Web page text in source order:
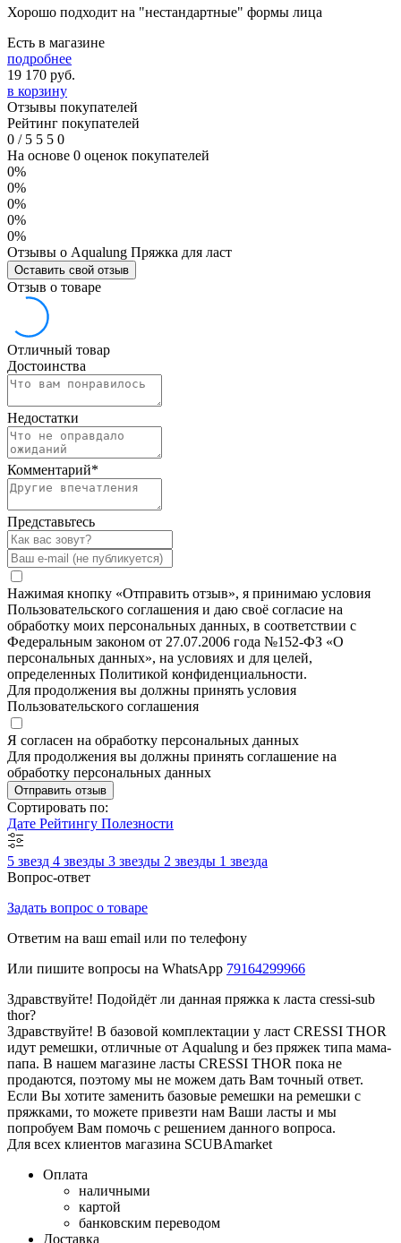
Хорошо подходит на "нестандартные" формы лица
Есть в магазине
подробнее
19 170 руб.
в корзину
Отзывы покупателей
Рейтинг покупателей
0 /5 5 5 0
На основе 0 оценок покупателей
0%
0%
0%
0%
0%
Отзывы о Aqualung Пряжка для ласт
Оставить свой отзыв
Отзыв о товаре
Отличный товар
Достоинства
Недостатки
Комментарий*
Представьтесь
Нажимая кнопку «Отправить отзыв», я принимаю условия
Пользовательского соглашения и даю своё согласие на
обработку моих персональных данных, в соответствии с
Федеральным законом от 27.07.2006 года №152-ФЗ «О
персональных данных», на условиях и для целей,
определенных Политикой конфиденциальности.
Для продолжения вы должны принять условия
Пользовательского соглашения
Я согласен на обработку персональных данных
Для продолжения вы должны принять соглашение на
обработку персональных данных
Отправить отзыв
Сортировать по:
Дате Рейтингу Полезности
5 звезд 4 звезды 3 звезды 2 звезды 1 звезда
Вопрос-ответ
Задать вопрос о товаре
Ответим на ваш email или по телефону
Или пишите вопросы на WhatsApp 79164299966
Здравствуйте! Подойдёт ли данная пряжка к ласта cressi-sub
thor?
Здравствуйте! В базовой комплектации у ласт CRESSI THOR
идут ремешки, отличные от Aqualung и без пряжек типа мама-
папа. В нашем магазине ласты CRESSI THOR пока не
продаются, поэтому мы не можем дать Вам точный ответ.
Если Вы хотите заменить базовые ремешки на ремешки с
пряжками, то можете привезти нам Ваши ласты и мы
попробуем Вам помочь с решением данного вопроса.
Для всех клиентов магазина SCUBAmarket
Оплата
наличными
картой
банковским переводом
Доставка